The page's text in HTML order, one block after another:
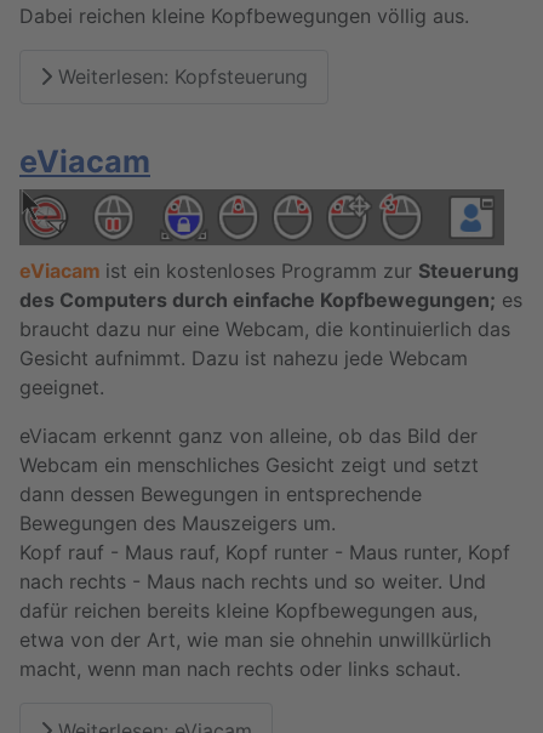
Dabei reichen kleine Kopfbewegungen völlig aus.
Weiterlesen: Kopfsteuerung
eViacam
eViacam ist ein kostenloses Programm zur Steuerung
des Computers durch einfache Kopfbewegungen; es
braucht dazu nur eine Webcam, die kontinuierlich das
Gesicht aufnimmt. Dazu ist nahezu jede Webcam
geeignet.
eViacam erkennt ganz von alleine, ob das Bild der
Webcam ein menschliches Gesicht zeigt und setzt
dann dessen Bewegungen in entsprechende
Bewegungen des Mauszeigers um.
Kopf rauf - Maus rauf, Kopf runter - Maus runter, Kopf
nach rechts - Maus nach rechts und so weiter. Und
dafür reichen bereits kleine Kopfbewegungen aus,
etwa von der Art, wie man sie ohnehin unwillkürlich
macht, wenn man nach rechts oder links schaut.